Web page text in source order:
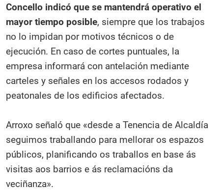
Concello indicó que se mantendrá operativo el
mayor tiempo posible, siempre que los trabajos
no lo impidan por motivos técnicos o de
ejecución. En caso de cortes puntuales, la
empresa informará con antelación mediante
carteles y señales en los accesos rodados y
peatonales de los edificios afectados.
Arroxo señaló que «desde a Tenencia de Alcaldía
seguimos traballando para mellorar os espazos
públicos, planificando os traballos en base ás
visitas aos barrios e ás reclamacións da
veciñanza».